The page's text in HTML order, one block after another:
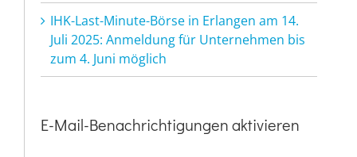
IHK-Last-Minute-Börse in Erlangen am 14.
Juli 2025: Anmeldung für Unternehmen bis
zum 4. Juni möglich
E-Mail-Benachrichtigungen aktivieren